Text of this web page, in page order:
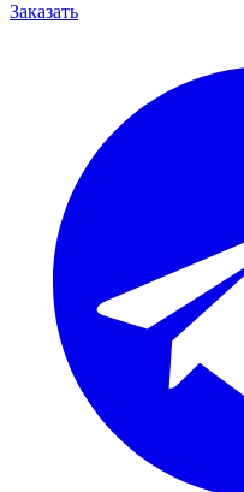
Заказать